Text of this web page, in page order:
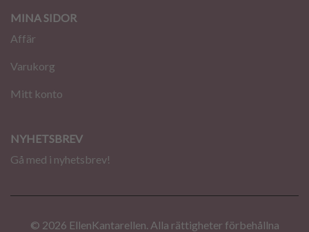
MINA SIDOR
Affär
Varukorg
Mitt konto
NYHETSBREV
Gå med i nyhetsbrev!
© 2026 EllenKantarellen. Alla rättigheter förbehållna